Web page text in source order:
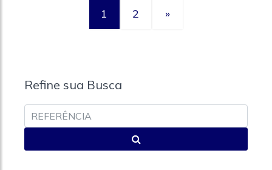
1 2 »
Refine sua Busca